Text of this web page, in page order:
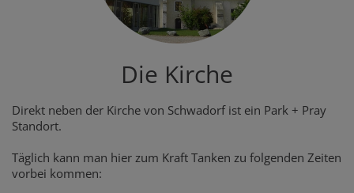
Die Kirche
Direkt neben der Kirche von Schwadorf ist ein Park + Pray
Standort.
Täglich kann man hier zum Kraft Tanken zu folgenden Zeiten
vorbei kommen: